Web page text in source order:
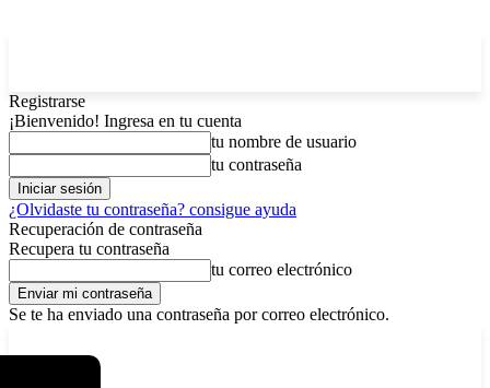
Registrarse
¡Bienvenido! Ingresa en tu cuenta
tu nombre de usuario
tu contraseña
¿Olvidaste tu contraseña? consigue ayuda
Recuperación de contraseña
Recupera tu contraseña
tu correo electrónico
Se te ha enviado una contraseña por correo electrónico.